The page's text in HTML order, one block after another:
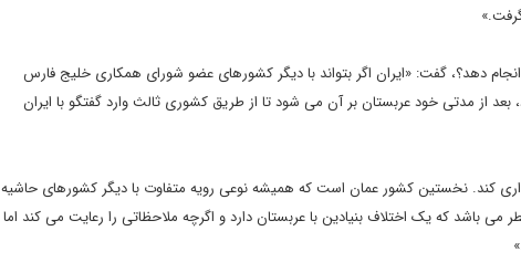
انجام دهد؟، گفت: «ایران اگر بتواند با دیگر کشورهای عضو شورای همکاری خلیج فارس
بعد از مدتی خود عربستان بر آن می شود تا از طریق کشوری ثالث وارد گفتگو با ایران
کند. نخستین کشور عمان است که همیشه نوعی رویه متفاوت با دیگر کشورهای حاشیه
که یک اختلاف بنیادین با عربستان دارد و اگرچه ملاحظاتی را رعایت می کند اما